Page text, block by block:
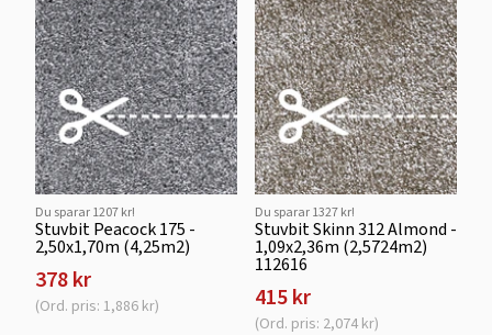
Du sparar 1207 kr!
Stuvbit Peacock 175 -
2,50x1,70m (4,25m2)
378 kr
(Ord. pris: 1,886 kr)
Du sparar 1327 kr!
Stuvbit Skinn 312 Almond -
1,09x2,36m (2,5724m2)
112616
415 kr
(Ord. pris: 2,074 kr)